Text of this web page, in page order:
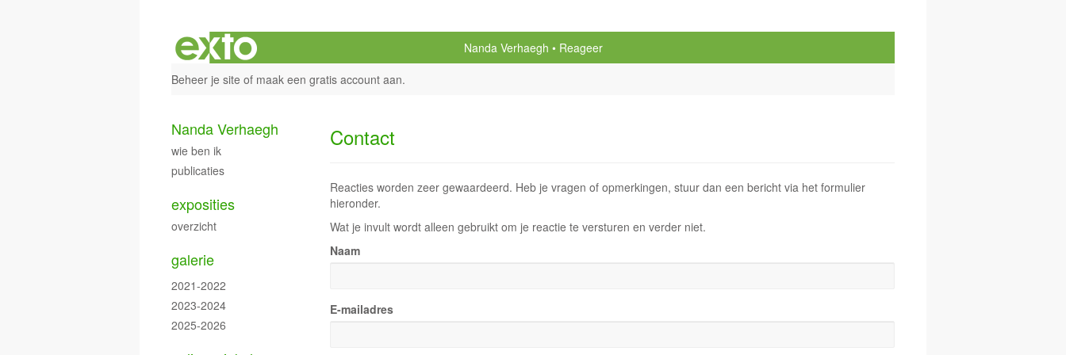
Nanda Verhaegh
Reageer
Beheer je site of maak een gratis account aan.
Contact
Reacties worden zeer gewaardeerd. Heb je vragen of opmerkingen, stuur dan een bericht via het formulier
hieronder.
Wat je invult wordt alleen gebruikt om je reactie te versturen en verder niet.
Naam
E-mailadres
Nanda Verhaegh
wie ben ik
publicaties
exposities
overzicht
galerie
2021-2022
2023-2024
2025-2026